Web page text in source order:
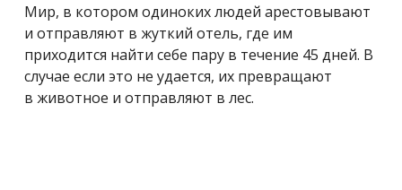
Мир, в котором одиноких людей арестовывают
и отправляют в жуткий отель, где им
приходится найти себе пару в течение 45 дней. В
случае если это не удается, их превращают
в животное и отправляют в лес.